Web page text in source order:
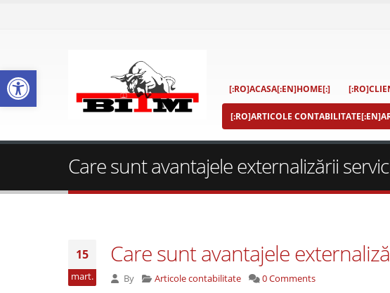
[:RO]ACASA[:EN]HOME[:]
[:RO]ARTICOLE
Care sunt avantajele externalizării
15
mart.
Care sunt avantajele
By Articole contabilitate 0 Comments
Deschide bara de unelte